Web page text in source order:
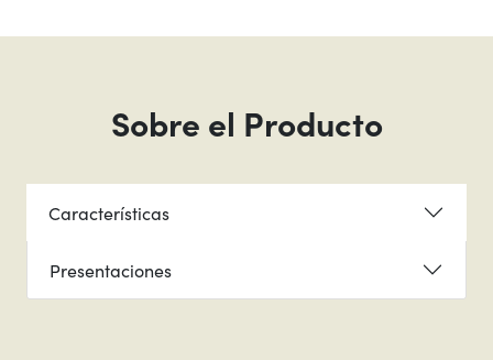
Sobre el Producto
Características
Presentaciones